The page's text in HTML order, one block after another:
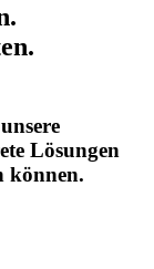
Lösungen
können.